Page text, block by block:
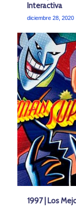
Interactiva
diciembre 28, 2020
1997 | Los